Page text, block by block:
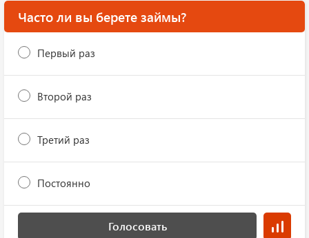
Часто ли вы берете займы?
Первый раз
Второй раз
Третий раз
Постоянно
Голосовать